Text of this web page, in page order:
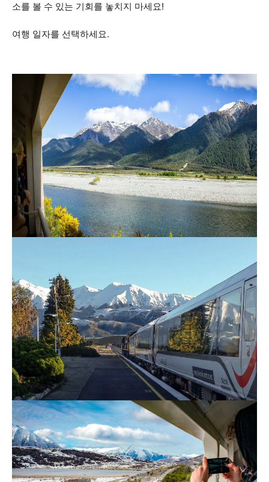
소를 볼 수 있는 기회를 놓치지 마세요!
여행 일자를 선택하세요.